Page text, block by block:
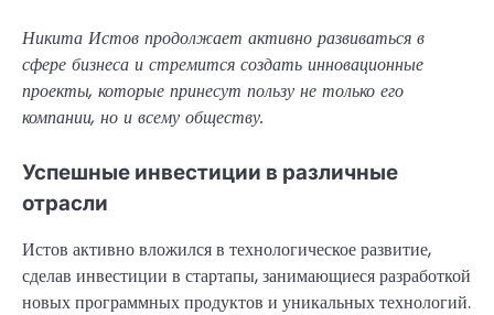
Никита Истов продолжает активно развиваться в
сфере бизнеса и стремится создать инновационные
проекты, которые принесут пользу не только его
компании, но и всему обществу.
Успешные инвестиции в различные
отрасли
Истов активно вложился в технологическое развитие,
сделав инвестиции в стартапы, занимающиеся разработкой
новых программных продуктов и уникальных технологий.